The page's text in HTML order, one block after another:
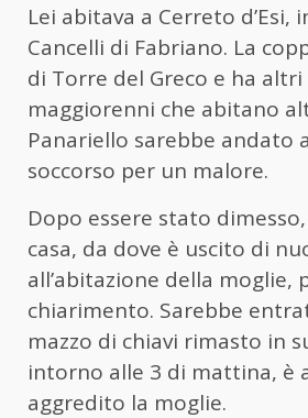
Lei abitava a Cerreto d’Esi,
Cancelli di Fabriano. La
di Torre del Greco e ha
maggiorenni che abitano
Panariello sarebbe andato
soccorso per un malore.
Dopo essere stato
casa, da dove è uscito di
all’abitazione della moglie,
chiarimento. Sarebbe
mazzo di chiavi rimasto in
intorno alle 3 di mattina, è
aggredito la moglie.